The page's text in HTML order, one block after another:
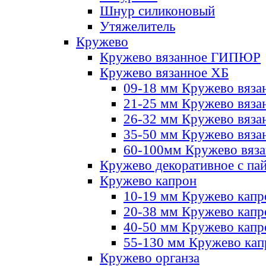
Шнур силиконовый
Утяжелитель
Кружево
Кружево вязанное ГИПЮР
Кружево вязанное ХБ
09-18 мм Кружево
21-25 мм Кружево
26-32 мм Кружево
35-50 мм Кружево
60-100мм Кружево
Кружево декоративное с
Кружево капрон
10-19 мм Кружево
20-38 мм Кружево
40-50 мм Кружево
55-130 мм Кружево
Кружево органза